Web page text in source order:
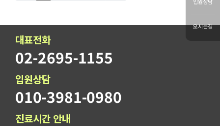
오시는길
대표전화
02-2695-1155
입원상담
010-3981-0980
진료시간 안내